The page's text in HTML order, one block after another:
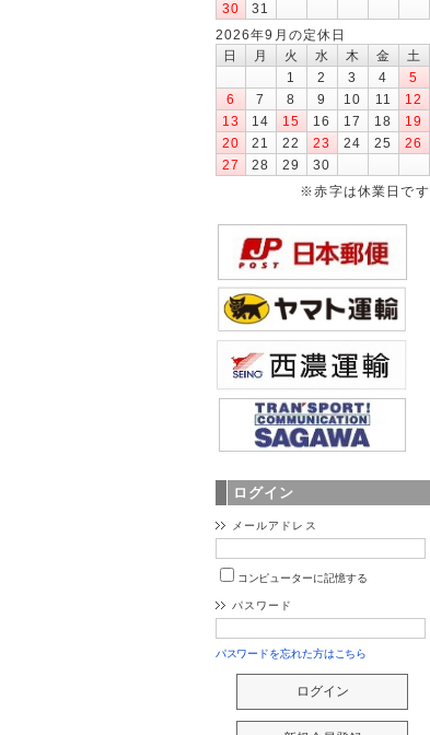
30
31
2026年9月の定休日
日
月 火 水 木 金
土
1
2 3 4
5
6
7 8 9 10 11
12
13
14 15 16 17 18
19
20
21 22 23 24 25
26
27
28 29
30
※赤字は休業日です
ログイン
メールアドレス
コンピューターに記憶する
パスワード
パスワードを忘れた方はこちら